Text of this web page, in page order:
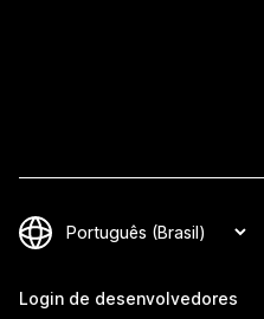
Login de desenvolvedores